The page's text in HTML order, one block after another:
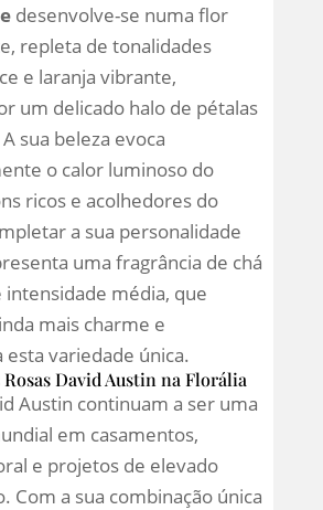
desenvolve-se numa flor
repleta de tonalidades
e laranja vibrante,
um delicado halo de pétalas
sua beleza evoca
o calor luminoso do
ricos e acolhedores do
a sua personalidade
uma fragrância de chá
média, que
mais charme e
esta variedade única.
Rosas David Austin na Florália
Austin continuam a ser uma
em casamentos,
e projetos de elevado
Com a sua combinação única